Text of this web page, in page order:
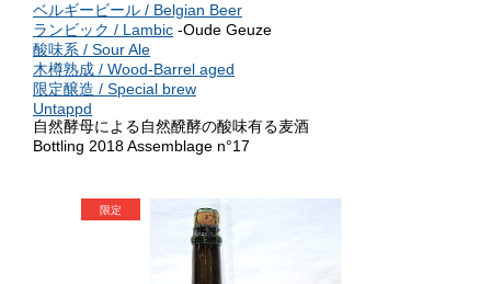
ベルギービール / Belgian Beer
ランビック / Lambic -Oude Geuze
酸味系 / Sour Ale
木樽熟成 / Wood-Barrel aged
限定醸造 / Special brew
Untappd
自然酵母による自然醗酵の酸味有る麦酒
Bottling 2018 Assemblage n°17